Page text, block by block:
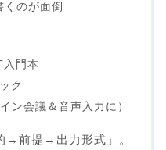
のが面倒
門本
ク
ン会議＆音声入力に）
→前提→出力形式」。